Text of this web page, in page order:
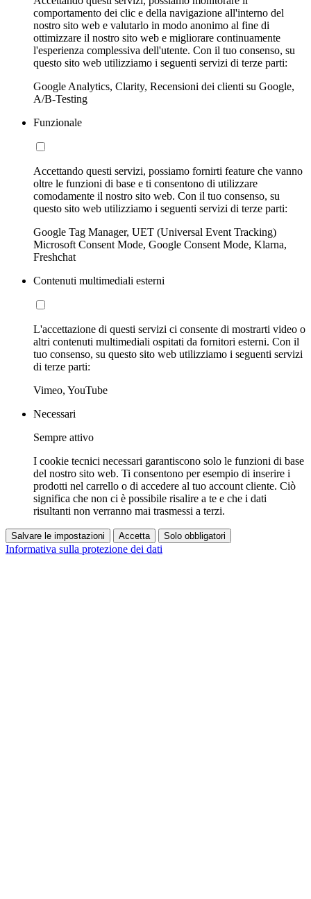
comportamento dei clic e della navigazione all'interno del
nostro sito web e valutarlo in modo anonimo al fine di
ottimizzare il nostro sito web e migliorare continuamente
l'esperienza complessiva dell'utente. Con il tuo consenso, su
questo sito web utilizziamo i seguenti servizi di terze parti:
Google Analytics, Clarity, Recensioni dei clienti su Google,
A/B-Testing
Funzionale
Accettando questi servizi, possiamo fornirti feature che vanno
oltre le funzioni di base e ti consentono di utilizzare
comodamente il nostro sito web. Con il tuo consenso, su
questo sito web utilizziamo i seguenti servizi di terze parti:
Google Tag Manager, UET (Universal Event Tracking)
Microsoft Consent Mode, Google Consent Mode, Klarna,
Freshchat
Contenuti multimediali esterni
L'accettazione di questi servizi ci consente di mostrarti video o
altri contenuti multimediali ospitati da fornitori esterni. Con il
tuo consenso, su questo sito web utilizziamo i seguenti servizi
di terze parti:
Vimeo, YouTube
Necessari
Sempre attivo
I cookie tecnici necessari garantiscono solo le funzioni di base
del nostro sito web. Ti consentono per esempio di inserire i
prodotti nel carrello o di accedere al tuo account cliente. Ciò
significa che non ci è possibile risalire a te e che i dati
risultanti non verranno mai trasmessi a terzi.
Salvare le impostazioni Accetta Solo obbligatori
Informativa sulla protezione dei dati